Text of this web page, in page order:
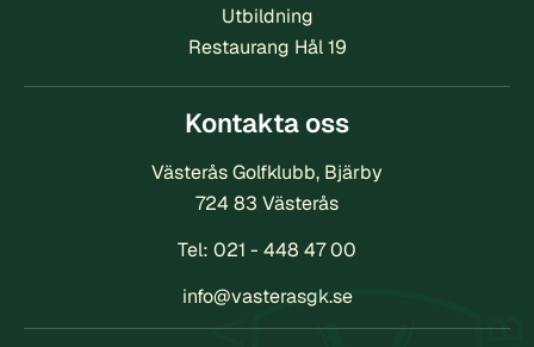
Utbildning
Restaurang Hål 19
Kontakta oss
Västerås Golfklubb, Bjärby
724 83 Västerås
Tel: 021 - 448 47 00
info@vasterasgk.se